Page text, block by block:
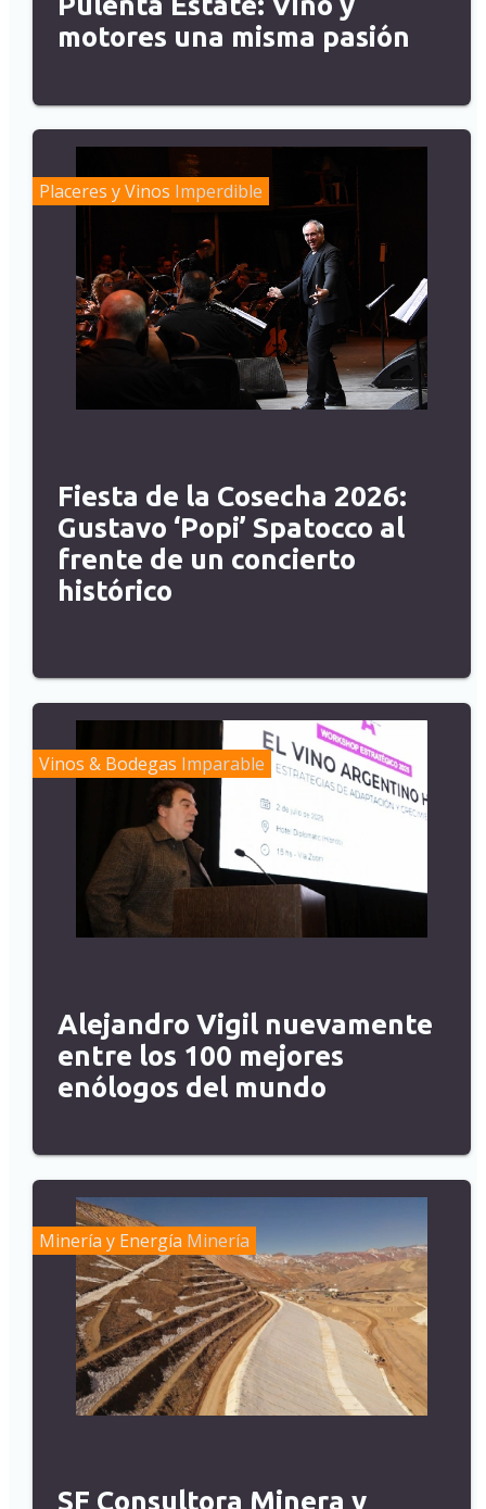
motores una misma pasión
Placeres y Vinos Imperdible
Fiesta de la Cosecha 2026:
Gustavo ‘Popi’ Spatocco al
frente de un concierto
histórico
Vinos & Bodegas Imparable
Alejandro Vigil nuevamente
entre los 100 mejores
enólogos del mundo
Minería y Energía Minería
SF Consultora Minera y